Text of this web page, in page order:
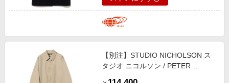
【別注】STUDIO NICHOLSON ス
タジオ ニコルソン / PETER